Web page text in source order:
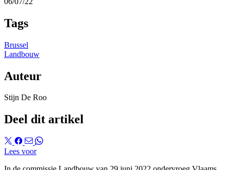
Tags
Brussel
Landbouw
Auteur
Stijn De Roo
Deel dit artikel
Lees voor